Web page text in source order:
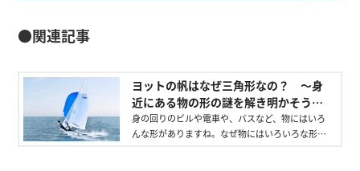
●関連記事
ヨットの帆はなぜ三角形なの？ ～身
近にある物の形の謎を解き明かそう！
～ - 講談社の動く図鑑MOVE｜講談社
身の回りのビルや電車や、バスなど、物にはいろ
んな形がありますね。なぜ物にはいろいろな形が